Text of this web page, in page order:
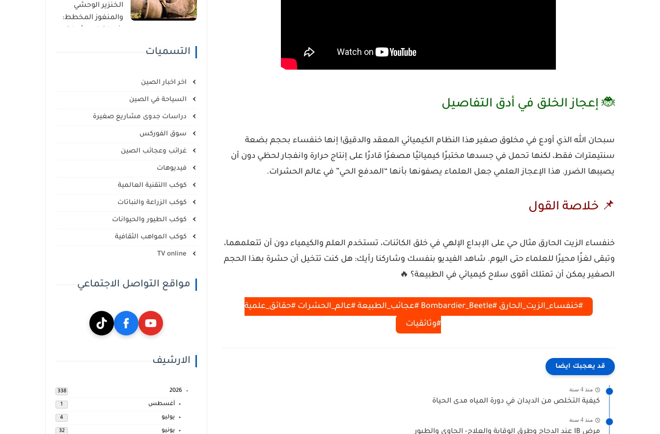
🐞 إعجاز الخلق في أدق التفاصيل
سبحان الله الذي أودع في مخلوق صغير هذا النظام الكيميائي المعقد والدقيق! إنها خنفساء بحجم بضعة
سنتيمترات فقط، لكنها تحمل في جسدها مختبرًا كيميائيًا مصغرًا قادرًا على إنتاج حرارة وانفجار لحظي دون أن
يصيبها الضرر. هذا الإعجاز العلمي جعل العلماء يصفونها بأنها “المدفع الحي” في عالم الحشرات.
📌 خلاصة القول
خنفساء الزيت الحارق مثال حي على الإبداع الإلهي في خلق الكائنات، تستخدم العلم والكيمياء دون أن تتعلمهما،
وتبقى لغزًا محيرًا للعلماء حتى اليوم. شاهد الفيديو بنفسك وشاركنا رأيك: هل كنت تتخيل أن حشرة بهذا الحجم
الصغير يمكن أن تمتلك أقوى سلاح كيميائي في الطبيعة؟ 🔥
#خنفساء_الزيت_الحارق #Bombardier_Beetle #عجائب_الطبيعة #عالم_الحشرات #حقائق_علمية
#وثائقيات
قد يعجبك ايضا
منذ 4 سنة
كيفية التخلص من الديدان في دورة المياه مدى الحياة
منذ 4 سنة
مرض IB عند الدجاج وطرق الوقاية والعلاج- الحاوي والطيور
الخنزير الوحشي
والمنغوز المخطط:
التسميات
اخر اخبار الصين
السياحة في الصين
دراسات جدوى مشاريع صغيرة
سوق الفوركس
غرائب وعجائب الصين
فيديوهات
كوكب االتقنية العالمية
كوكب الزراعة والنباتات
كوكب الطيور والحيوانات
كوكب المواهب الثقافية
مواقع التواصل الاجتماعي
الارشيف
2026
338
أغسطس 1
يوليو 4
يونيو 32